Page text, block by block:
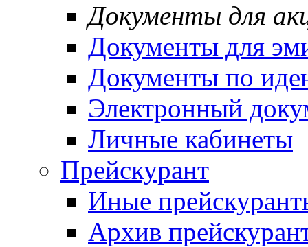
Документы для
Документы для
Документы по
Электронный
Личные кабинеты
Прейскурант
Иные
Архив